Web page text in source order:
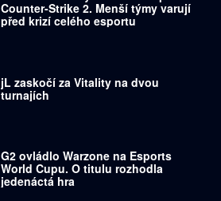
Counter-Strike 2. Menší týmy varují
před krizí celého esportu
jL zaskočí za Vitality na dvou
turnajích
G2 ovládlo Warzone na Esports
World Cupu. O titulu rozhodla
jedenáctá hra